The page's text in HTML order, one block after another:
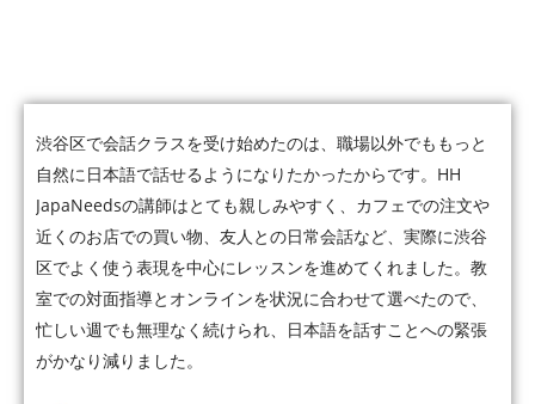
渋谷区で会話クラスを受け始めたのは、職場以外でももっと
自然に日本語で話せるようになりたかったからです。HH
JapaNeedsの講師はとても親しみやすく、カフェでの注文や
近くのお店での買い物、友人との日常会話など、実際に渋谷
区でよく使う表現を中心にレッスンを進めてくれました。教
室での対面指導とオンラインを状況に合わせて選べたので、
忙しい週でも無理なく続けられ、日本語を話すことへの緊張
がかなり減りました。